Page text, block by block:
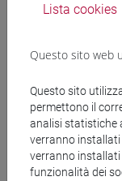
Corsi di
[ET30]
Laurea
percorso
Lista cookies
Questo sito web
Questo sito
permettono il
analisi statistiche
verranno installati
verranno
funzionalità dei